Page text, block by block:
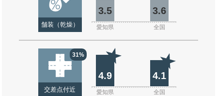
舗装（乾燥）
3.5 3.6
愛知県 全国
31%
交差点付近
4.9 4.1
愛知県 全国